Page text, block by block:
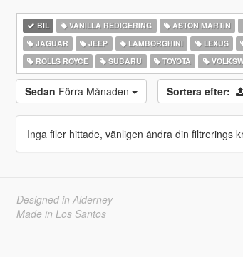
BIL VANILLA REDIGERING ASTON MARTIN
JAGUAR
JEEP LAMBORGHINI LEXUS
ROLLS ROYCE
SUBARU TOYOTA
Sedan Förra Månaden Sortera efter:
Inga filer hittade, vänligen ändra din filtrerings
Designed in Alderney
Made in Los Santos